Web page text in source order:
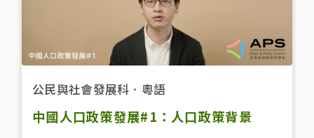
公民與社會發展科 ． 粵語
中國人口政策發展#1：人口政策背景